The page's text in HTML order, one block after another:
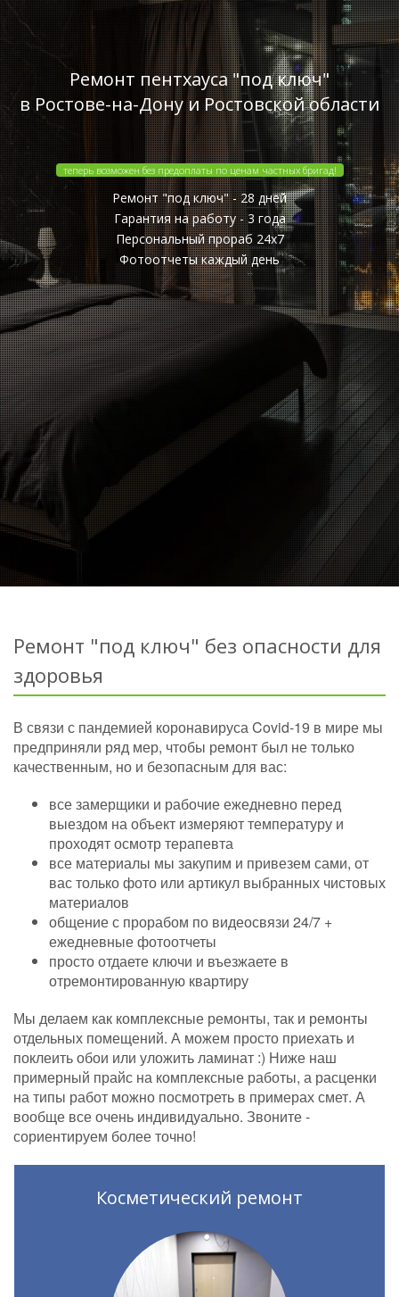
Ремонт пентхауса "под ключ"
в Ростове-на-Дону и Ростовской области
теперь возможен без предоплаты по ценам частных бригад!
Ремонт "под ключ" - 28 дней
Гарантия на работу - 3 года
Персональный прораб 24x7
Фотоотчеты каждый день
Ремонт "под ключ" без опасности для
здоровья
В связи с пандемией коронавируса Covid-19 в мире мы
предприняли ряд мер, чтобы ремонт был не только
качественным, но и безопасным для вас:
все замерщики и рабочие ежедневно перед
выездом на объект измеряют температуру и
проходят осмотр терапевта
все материалы мы закупим и привезем сами, от
вас только фото или артикул выбранных чистовых
материалов
общение с прорабом по видеосвязи 24/7 +
ежедневные фотоотчеты
просто отдаете ключи и въезжаете в
отремонтированную квартиру
Мы делаем как комплексные ремонты, так и ремонты
отдельных помещений. А можем просто приехать и
поклеить обои или уложить ламинат :) Ниже наш
примерный прайс на комплексные работы, а расценки
на типы работ можно посмотреть в примерах смет. А
вообще все очень индивидуально. Звоните -
сориентируем более точно!
Косметический ремонт